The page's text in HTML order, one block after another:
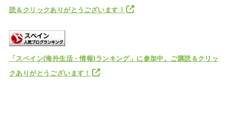
読＆クリックありがとうございます！
「スペイン(海外生活・情報)ランキング」に参加中。ご購読＆クリッ
クありがとうございます！